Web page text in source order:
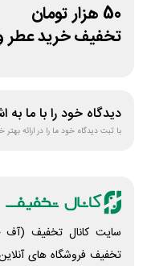
50 هزار تومان
تخفیف خرید عطر
دیدگاه خود را با ما به
با ثبت دیدگاه خود ما را در ارائه
سایت کانال تخفیف (آف
تخفیف فروشگاه های